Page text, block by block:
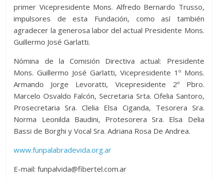
primer Vicepresidente Mons. Alfredo Bernardo Trusso,
impulsores de esta Fundación, como así también
agradecer la generosa labor del actual Presidente Mons.
Guillermo José Garlatti.
Nómina de la Comisión Directiva actual: Presidente
Mons. Guillermo José Garlatti, Vicepresidente 1º Mons.
Armando Jorge Levoratti, Vicepresidente 2º Pbro.
Marcelo Osvaldo Falcón, Secretaria Srta. Ofelia Santoro,
Prosecretaria Sra. Clelia Elsa Ciganda, Tesorera Sra.
Norma Leonilda Baudini, Protesorera Sra. Elsa Delia
Bassi de Borghi y Vocal Sra. Adriana Rosa De Andrea.
www.funpalabradevida.org.ar
E-mail: funpalvida@fibertel.com.ar